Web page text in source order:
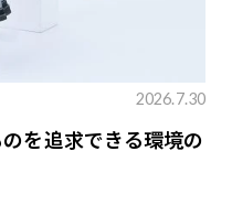
2026.7.30
を追求できる環境の